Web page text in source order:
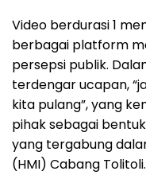
Video berdurasi 1
berbagai platform
persepsi publik.
terdengar ucapan,
kita pulang”, yang
pihak sebagai
yang tergabung
(HMI) Cabang Tolitoli.